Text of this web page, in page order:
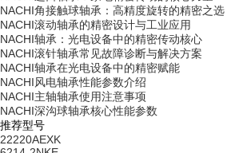
NACHI角接触球轴承：高精度旋转的精密之选
NACHI滚动轴承的精密设计与工业应用
NACHI轴承：光电设备中的精密传动核心
NACHI滚针轴承常见故障诊断与解决方案
NACHI轴承在光电设备中的精密赋能
NACHI风电轴承性能参数介绍
NACHI主轴轴承使用注意事项
NACHI深沟球轴承核心性能参数
推荐型号
22220AEXK